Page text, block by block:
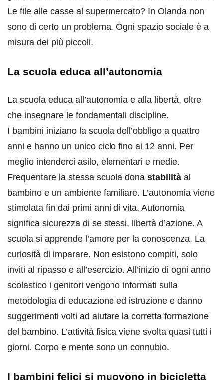
Le file alle casse al supermercato? In Olanda non
sono di certo un problema. Ogni spazio sociale è a
misura dei più piccoli.
La scuola educa all’autonomia
La scuola educa all’autonomia e alla libertà, oltre
che insegnare le fondamentali discipline.
I bambini iniziano la scuola dell’obbligo a quattro
anni e hanno un unico ciclo fino ai 12 anni. Per
meglio intenderci asilo, elementari e medie.
Frequentare la stessa scuola dona stabilità al
bambino e un ambiente familiare. L’autonomia viene
stimolata fin dai primi anni di vita. Autonomia
significa sicurezza di se stessi, libertà d’azione. A
scuola si apprende l’amore per la conoscenza. La
curiosità di imparare. Non esistono compiti, solo
inviti al ripasso e all’esercizio. All’inizio di ogni anno
scolastico i genitori vengono informati sulla
metodologia di educazione ed istruzione e danno
suggerimenti volti ad aiutare la corretta formazione
del bambino. L’attività fisica viene svolta quasi tutti i
giorni. Corpo e mente sono un connubio.
I bambini felici si muovono in bicicletta